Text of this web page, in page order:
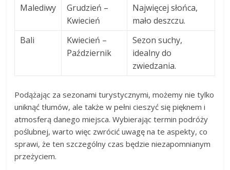
Malediwy
Grudzień –
Kwiecień
Najwięcej słońca,
mało deszczu.
Bali
Kwiecień –
Październik
Sezon suchy,
idealny do
zwiedzania.
Podążając za sezonami turystycznymi, możemy nie tylko
uniknąć tłumów, ale także w pełni cieszyć się pięknem i
atmosferą danego miejsca. Wybierając termin podróży
poślubnej, warto więc zwrócić uwagę na te aspekty, co
sprawi, że ten szczególny czas będzie niezapomnianym
przeżyciem.